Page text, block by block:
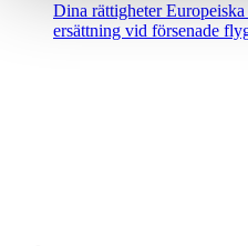
Dina rättigheterEuropeiska
ersättning vid försenade